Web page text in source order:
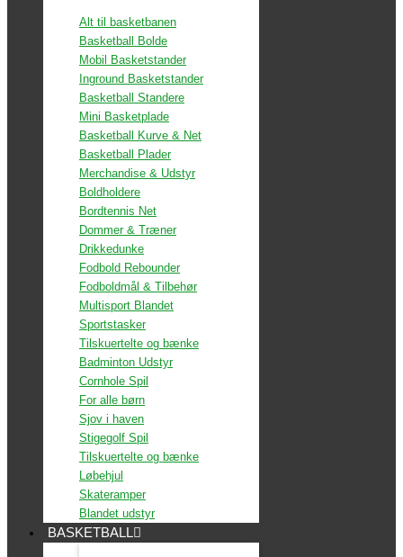
Alt til basketbanen
Basketball Bolde
Mobil Basketstander
Inground Basketstander
Basketball Standere
Mini Basketplade
Basketball Kurve & Net
Basketball Plader
Merchandise & Udstyr
Boldholdere
Bordtennis Net
Dommer & Træner
Drikkedunke
Fodbold Rebounder
Fodboldmål & Tilbehør
Multisport Blandet
Sportstasker
Tilskuertelte og bænke
Badminton Udstyr
Cornhole Spil
For alle børn
Sjov i haven
Stigegolf Spil
Tilskuertelte og bænke
Løbehjul
Skateramper
Blandet udstyr
BASKETBALL